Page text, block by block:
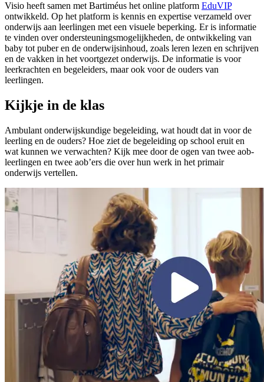
Visio heeft samen met Bartiméus het online platform EduVIP
ontwikkeld. Op het platform is kennis en expertise verzameld over
onderwijs aan leerlingen met een visuele beperking. Er is informatie
te vinden over ondersteuningsmogelijkheden, de ontwikkeling van
baby tot puber en de onderwijsinhoud, zoals leren lezen en schrijven
en de vakken in het voortgezet onderwijs. De informatie is voor
leerkrachten en begeleiders, maar ook voor de ouders van
leerlingen.
Kijkje in de klas
Ambulant onderwijskundige begeleiding, wat houdt dat in voor de
leerling en de ouders? Hoe ziet de begeleiding op school eruit en
wat kunnen we verwachten? Kijk mee door de ogen van twee aob-
leerlingen en twee aob’ers die over hun werk in het primair
onderwijs vertellen.